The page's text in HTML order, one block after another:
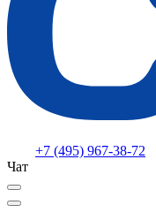
+7 (495) 967-38-72
Чат